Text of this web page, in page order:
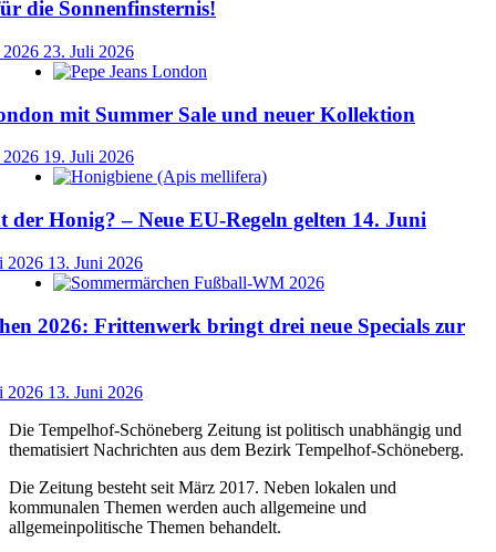
die Sonnenfinsternis!
23. Juli 2026
mit Summer Sale und neuer Kollektion
19. Juli 2026
der Honig? – Neue EU-Regeln gelten 14. Juni
2026 13. Juni 2026
2026: Frittenwerk bringt drei neue Specials zur
2026 13. Juni 2026
Die Tempelhof-Schöneberg Zeitung ist politisch unabhängig und
thematisiert Nachrichten aus dem Bezirk Tempelhof-Schöneberg.
Die Zeitung besteht seit März 2017. Neben lokalen und
kommunalen Themen werden auch allgemeine und
allgemeinpolitische Themen behandelt.